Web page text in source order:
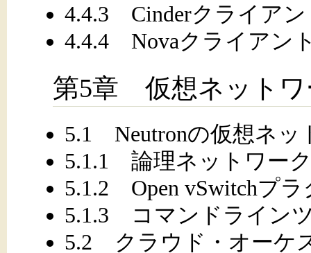
4.4.3 Cinderクライア
4.4.4 Novaクライアン
第5章 仮想ネットワ
5.1 Neutronの仮想ネッ
5.1.1 論理ネットワー
5.1.2 Open vSwitchプ
5.1.3 コマンドライン
5.2 クラウド・オーケ